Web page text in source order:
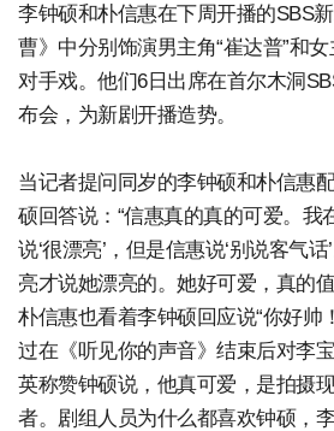
李钟硕和朴信惠在下周开播的SBS
曹》中分别饰演男主角“崔达普”和
对手戏。他们6日出席在首尔木洞
布会，为新剧开播造势。
当记者提问同岁的李钟硕和朴信惠
硕回答说：“信惠真的真的可爱。我
说‘很漂亮’，但是信惠说‘别说客气
亮才说她漂亮的。她好可爱，真的
朴信惠也看着李钟硕回应说“你好帅
过在《听见你的声音》结束后对李
英称赞钟硕说，他真可爱，是拍摄
者。剧组人员为什么都喜欢钟硕，